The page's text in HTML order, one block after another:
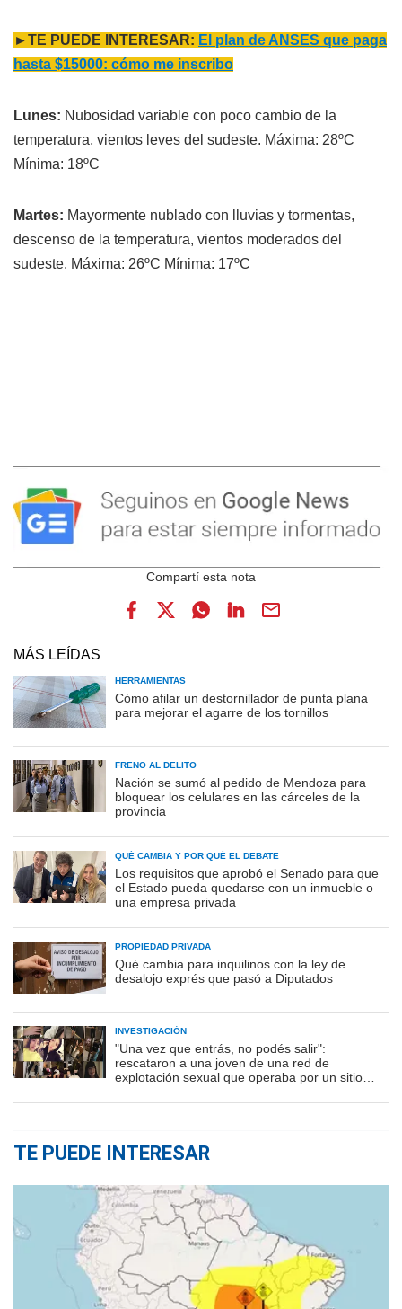
►TE PUEDE INTERESAR: El plan de ANSES que paga
hasta $15000: cómo me inscribo
Lunes: Nubosidad variable con poco cambio de la
temperatura, vientos leves del sudeste. Máxima: 28ºC
Mínima: 18ºC
Martes: Mayormente nublado con lluvias y tormentas,
descenso de la temperatura, vientos moderados del
sudeste. Máxima: 26ºC Mínima: 17ºC
MÁS LEÍDAS
HERRAMIENTAS
Cómo afilar un destornillador de punta plana
para mejorar el agarre de los tornillos
FRENO AL DELITO
Nación se sumó al pedido de Mendoza para
bloquear los celulares en las cárceles de la
provincia
QUÉ CAMBIA Y POR QUÉ EL DEBATE
Los requisitos que aprobó el Senado para que
el Estado pueda quedarse con un inmueble o
una empresa privada
PROPIEDAD PRIVADA
Qué cambia para inquilinos con la ley de
desalojo exprés que pasó a Diputados
INVESTIGACIÓN
"Una vez que entrás, no podés salir":
rescataron a una joven de una red de
explotación sexual que operaba por un sitio
TE PUEDE INTERESAR